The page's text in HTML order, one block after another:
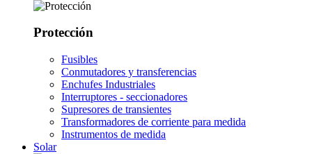
Protección
Fusibles
Conmutadores y transferencias
Enchufes Industriales
Interruptores - seccionadores
Supresores de transientes
Transformadores de corriente para medida
Instrumentos de medida
Solar